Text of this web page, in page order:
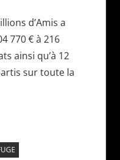
d’Amis a
770 € à 216
ainsi qu’à 12
sur toute la